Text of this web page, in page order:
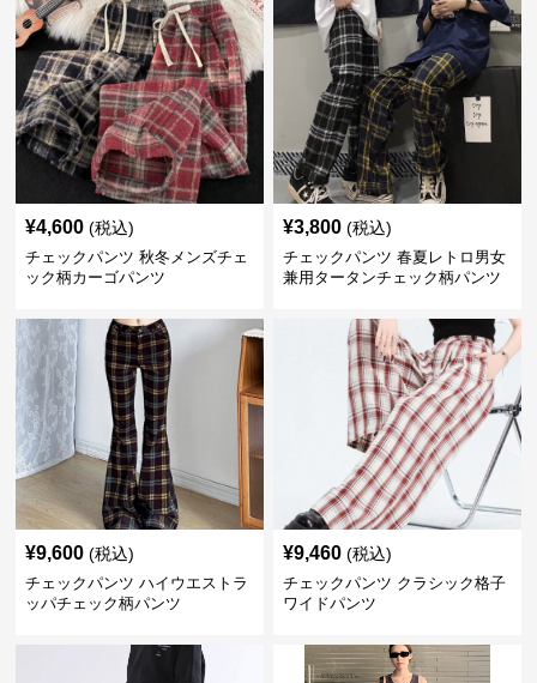
¥4,600 (税込)
チェックパンツ 秋冬メンズチェ
ック柄カーゴパンツ
¥3,800 (税込)
チェックパンツ 春夏レトロ男女
兼用タータンチェック柄パンツ
¥9,600 (税込)
チェックパンツ ハイウエストラ
ッパチェック柄パンツ
¥9,460 (税込)
チェックパンツ クラシック格子
ワイドパンツ